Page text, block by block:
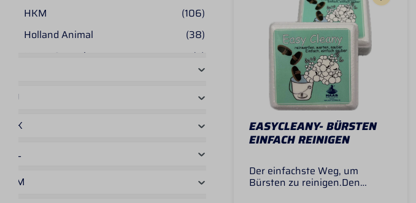
(106)
HKM
(38)
Holland Animal
(4)
Horse Grooming
(27)
(1)
J
K
L
M
EASYCLEANY- BÜRSTEN
EINFACH REINIGEN
Der einfachste Weg, um
Bürsten zu reinigen.Den